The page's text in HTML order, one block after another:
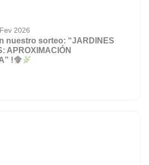
2026
nuestro sorteo: “JARDINES
APROXIMACIÓN
!